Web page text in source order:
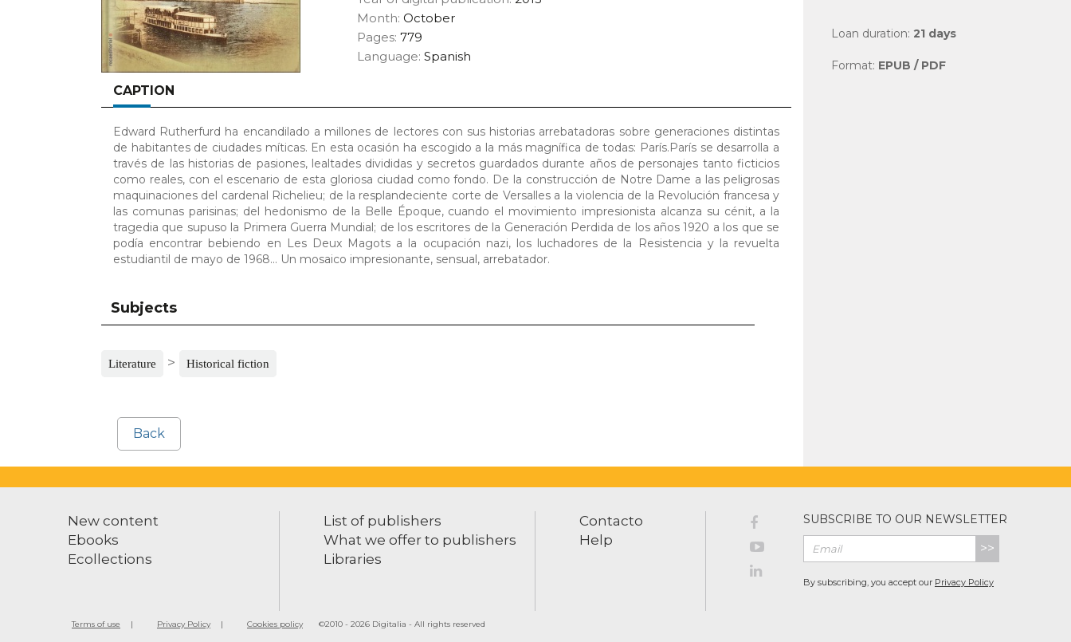
Month: October
Pages: 779
Language: Spanish
CAPTION
Edward Rutherfurd ha encandilado a millones de lectores con sus historias arrebatadoras sobre generaciones distintas
de habitantes de ciudades míticas. En esta ocasión ha escogido a la más magnífica de todas: París.París se desarrolla a
través de las historias de pasiones, lealtades divididas y secretos guardados durante años de personajes tanto ficticios
como reales, con el escenario de esta gloriosa ciudad como fondo. De la construcción de Notre Dame a las peligrosas
maquinaciones del cardenal Richelieu; de la resplandeciente corte de Versalles a la violencia de la Revolución francesa y
las comunas parisinas; del hedonismo de la Belle Époque, cuando el movimiento impresionista alcanza su cénit, a la
tragedia que supuso la Primera Guerra Mundial; de los escritores de la Generación Perdida de los años 1920 a los que se
podía encontrar bebiendo en Les Deux Magots a la ocupación nazi, los luchadores de la Resistencia y la revuelta
estudiantil de mayo de 1968… Un mosaico impresionante, sensual, arrebatador.
Subjects
Literature > Historical fiction
Back
Loan duration: 21 days
Format: EPUB / PDF
New content
Ebooks
Ecollections
List of publishers
What we offer to publishers
Libraries
Contacto
Help
SUBSCRIBE TO OUR NEWSLETTER
>>
By subscribing, you accept our Privacy Policy
Terms of use Privacy Policy Cookies policy ©2010 - 2026 Digitalia - All rights reserved